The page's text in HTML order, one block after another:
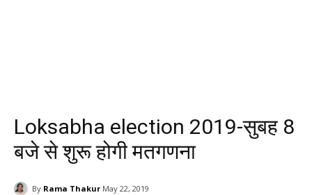
Loksabha election 2019-सुबह 8
बजे से शुरू होगी मतगणना
By Rama Thakur May 22, 2019